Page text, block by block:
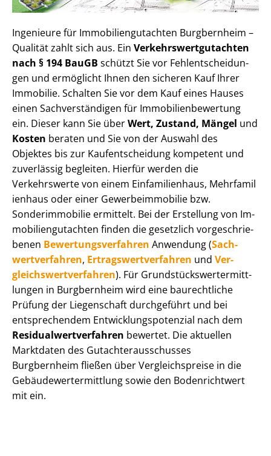
Ingenieure für Im­mo­bi­li­en­gut­ach­ten Burgbernheim –
Qualität zahlt sich aus. Ein Ver­kehrs­wert­gut­ach­ten
nach § 194 BauGB schützt Sie vor Fehl­ent­schei­dun­
gen und ermöglicht Ihnen den sicheren Kauf Ihrer
Immobilie. Schalten Sie vor dem Kauf eines Hauses
einen Sach­ver­stän­di­gen für Im­mo­bi­li­en­be­wer­tung
ein. Dieser kann Sie überWert, Zustand, Mängel und
Kosten beraten und Sie von der Auswahl des
Objektes bis zur Kauf­ent­schei­dung kompetent und
zuverlässig begleiten. Hierfür werden die
Verkehrswerte von einem Einfamilienhaus, Mehr­fa­mi­l
i­en­haus oder einer Ge­wer­be­im­mo­bi­lie bzw.
Sonderimmobilie ermittelt. Bei der Erstellung von Im­
mo­bi­li­en­gut­ach­ten finden die gesetzlich vor­ge­schrie­
be­nen Be­wer­tungs­ver­fah­ren Anwendung (Sach­
wert­ver­fah­ren, Er­trags­wert­ver­fah­ren und Ver­
gleichs­wert­ver­fah­ren). Für Grund­stücks­wert­ermitt­
lun­gen in Burgbernheim wird eine baurechtliche
Prüfung der Liegenschaft durchgeführt und bei
entsprechendem Ent­wick­lungs­po­ten­zi­al nach dem
Re­si­du­al­wert­ver­fah­ren bewertet. Die aktuellen
Marktdaten des Gut­ach­ter­aus­schus­ses
Burgbernheim fließen über Ver­gleichs­prei­se in die
Ge­bäu­de­wert­ermitt­lung sowie den Bodenrichtwert
mit ein.